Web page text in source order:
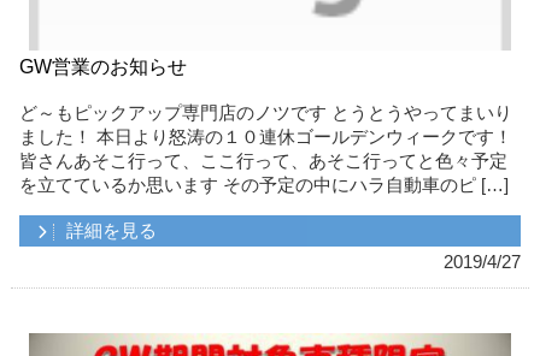
GW営業のお知らせ
ど～もピックアップ専門店のノツです とうとうやってまいり
ました！ 本日より怒涛の１０連休ゴールデンウィークです！
皆さんあそこ行って、ここ行って、あそこ行ってと色々予定
を立てているか思います その予定の中にハラ自動車のピ […]
詳細を見る
2019/4/27